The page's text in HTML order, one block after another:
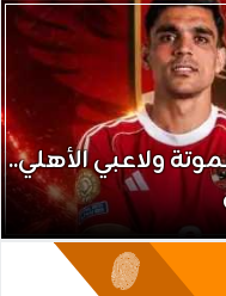
ولاعبي الأهلي..